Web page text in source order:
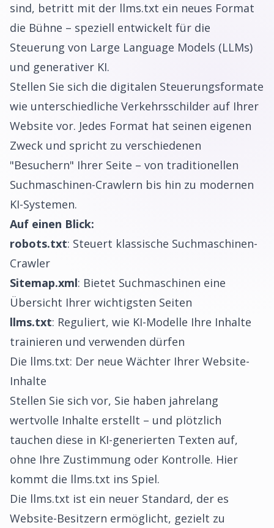
sind, betritt mit der llms.txt ein neues Format
die Bühne – speziell entwickelt für die
Steuerung von Large Language Models (LLMs)
und generativer KI.
Stellen Sie sich die digitalen Steuerungsformate
wie unterschiedliche Verkehrsschilder auf Ihrer
Website vor. Jedes Format hat seinen eigenen
Zweck und spricht zu verschiedenen
"Besuchern" Ihrer Seite – von traditionellen
Suchmaschinen-Crawlern bis hin zu modernen
KI-Systemen.
Auf einen Blick:
robots.txt: Steuert klassische Suchmaschinen-
Crawler
Sitemap.xml: Bietet Suchmaschinen eine
Übersicht Ihrer wichtigsten Seiten
llms.txt: Reguliert, wie KI-Modelle Ihre Inhalte
trainieren und verwenden dürfen
Die llms.txt: Der neue Wächter Ihrer Website-
Inhalte
Stellen Sie sich vor, Sie haben jahrelang
wertvolle Inhalte erstellt – und plötzlich
tauchen diese in KI-generierten Texten auf,
ohne Ihre Zustimmung oder Kontrolle. Hier
kommt die llms.txt ins Spiel.
Die llms.txt ist ein neuer Standard, der es
Website-Besitzern ermöglicht, gezielt zu